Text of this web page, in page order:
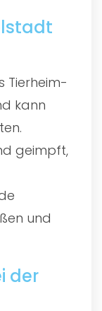
Tierheim-
kann
geimpft,
und
der